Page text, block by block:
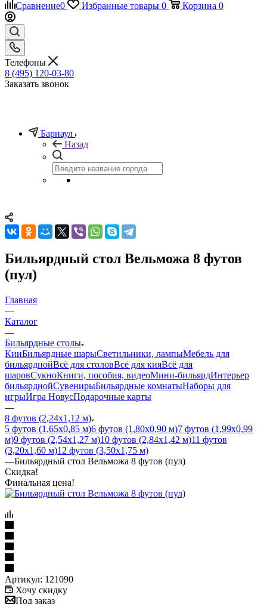
Сравнение0 Избранные товары 0 Корзина 0
Телефоны
8 (495) 120-03-80
Заказать звонок
Барнаул
Назад
Бильярдный стол Вельможа 8 футов
(пул)
Главная
—
Каталог
—
Бильярдные столы
КииБильярдные шарыСветильники, лампыМебель для
бильярднойВсё для столовВсё для кияВсё для
шаровСукноКниги, пособия, видеоМини-бильярдИнтерьер
бильярднойСувенирыБильярдные комнатыНаборы для
игрыИгра НовусПодарочные карты
—
8 футов (2,24х1,12 м)
5 футов (1,65х0,85 м)6 футов (1,80х0,90 м)7 футов (1,99х0,99
м)9 футов (2,54х1,27 м)10 футов (2,84х1,42 м)11 футов
(3,20х1,60 м)12 футов (3,50х1,75 м)
—Бильярдный стол Вельможа 8 футов (пул)
Скидка!
Финальная цена!
Артикул: 121090
Хочу скидку
Под заказ